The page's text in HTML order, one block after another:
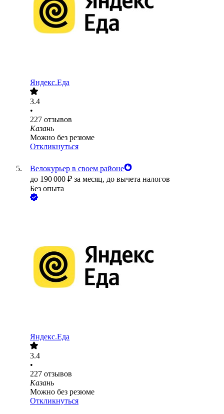
Яндекс.Еда
3.4
•
227 отзывов
Казань
Можно без резюме
Откликнуться
Велокурьер в своем районе
до 190 000 ₽ за месяц, до вычета налогов
Без опыта
Яндекс.Еда
3.4
•
227 отзывов
Казань
Можно без резюме
Откликнуться